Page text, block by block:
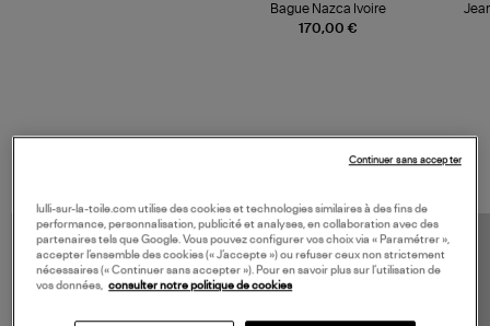
170,00 €
Bague Nazca Ivoire
lulli-sur-la-toile.com utilise des cookies et technologies similaires à des fins de
performance, personnalisation, publicité et analyses, en collaboration avec des
partenaires tels que Google. Vous pouvez configurer vos choix via « Paramétrer »,
accepter l’ensemble des cookies (« J’accepte ») ou refuser ceux non strictement
nécessaires (« Continuer sans accepter »). Pour en savoir plus sur l’utilisation de
vos données, consulter notre politique de cookies
Continuer sans accepter